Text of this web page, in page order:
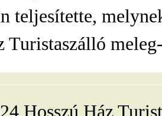
teljesítette,
Turistaszálló
Hosszú Ház